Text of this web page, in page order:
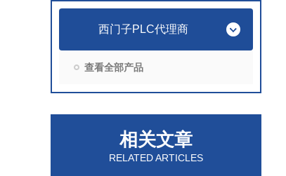
西门子PLC代理商
查看全部产品
相关文章
RELATED ARTICLES